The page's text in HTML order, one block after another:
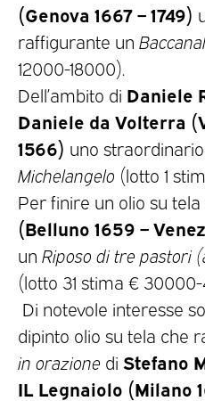
(Genova 1667 – 1749)
raffigurante un
12000-18000).
Dell’ambito di Daniele
Daniele da Volterra
1566) uno
Michelangelo (lotto 1
Per finire un olio su tela
(Belluno 1659 –
un Riposo di tre pastori
(lotto 31 stima €
Di notevole interesse
dipinto olio su tela che
in orazione di Stefano
IL Legnaiolo (Milano